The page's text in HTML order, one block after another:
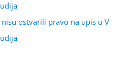
ostvarili pravo na upis u V